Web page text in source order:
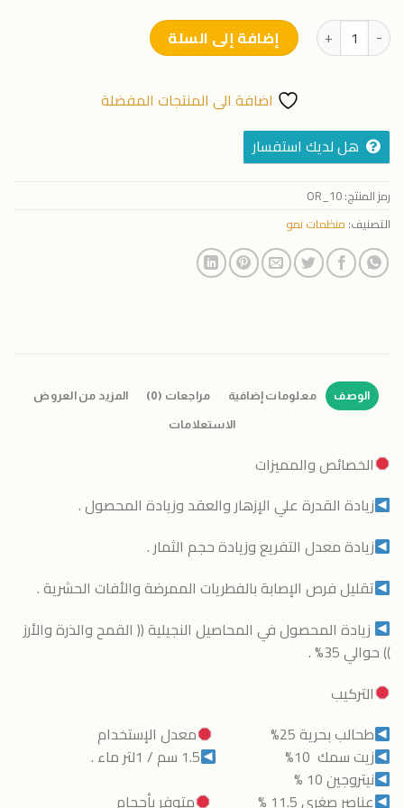
كمية ايزوماكس_ISO MAX نص لتر ( 500 ملل) إضافة إلى السلة
اضافة الى المنتجات المفضلة
هل لديك استفسار
رمز المنتج:OR_10
التصنيف: منظمات نمو
الوصف معلومات إضافية مراجعات (0) المزيد من العروض
الاستعلامات
الخصائص والمميزات
زيادة القدرة علي الإزهار والعقد وزيادة المحصول .
زيادة معدل التفريع وزيادة حجم الثمار .
تقليل فرص الإصابة بالفطريات الممرضة والأفات الحشرية .
زيادة المحصول في المحاصيل النجيلية (( القمح والذرة والأرز
)) حوالي 35% .
التركيب
طحالب بحرية 25%
معدل الإستخدام
زيت سمك 10%
1.5 سم / 1لتر ماء .
نيتروجين 10 %
عناصر صغري 11.5 %
متوفر بأحجام